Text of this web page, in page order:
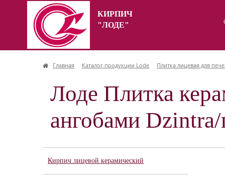
КИРПИЧ
"ЛОДЕ"
Главная Каталог продукции Lode Плитка лицевая для
Лоде Плитка
ангобами
Кирпич лицевой керамический